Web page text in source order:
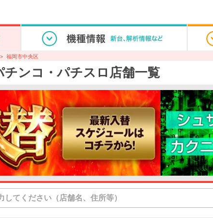
福岡市中央区
チンコ・パチスロ店舗一覧